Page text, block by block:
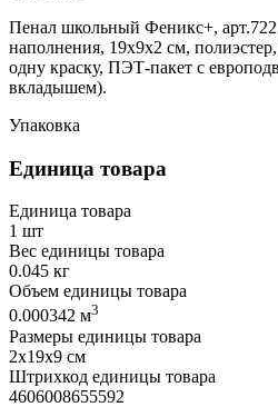
Пенал школьный Феникс+,
наполнения, 19х9х2 см,
одну краску, ПЭТ-пакет с
вкладышем).
Упаковка
Единица товара
Единица товара
1 шт
Вес единицы товара
0.045 кг
Объем единицы товара
0.000342 м3
Размеры единицы товара
2х19х9 см
Штрихкод единицы товара
4606008655592